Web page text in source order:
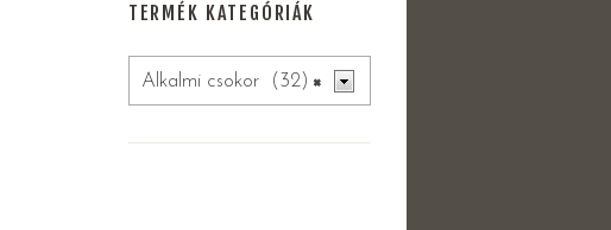
TERMÉK KATEGÓRIÁK
×
Alkalmi csokor (32)